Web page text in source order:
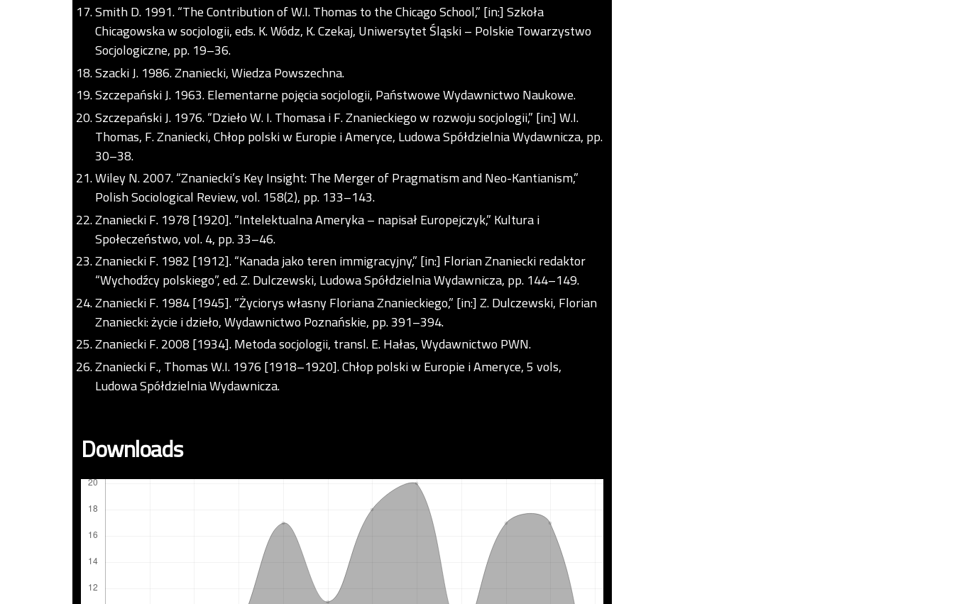
Smith D. 1991. “The Contribution of W.I. Thomas to the Chicago School,” [in:] Szkoła
Chicagowska w socjologii, eds. K. Wódz, K. Czekaj, Uniwersytet Śląski – Polskie Towarzystwo
Socjologiczne, pp. 19–36.
Szacki J. 1986. Znaniecki, Wiedza Powszechna.
Szczepański J. 1963. Elementarne pojęcia socjologii, Państwowe Wydawnictwo Naukowe.
Szczepański J. 1976. “Dzieło W. I. Thomasa i F. Znanieckiego w rozwoju socjologii,” [in:] W.I.
Thomas, F. Znaniecki, Chłop polski w Europie i Ameryce, Ludowa Spółdzielnia Wydawnicza, pp.
30–38.
Wiley N. 2007. “Znaniecki’s Key Insight: The Merger of Pragmatism and Neo-Kantianism,”
Polish Sociological Review, vol. 158(2), pp. 133–143.
Znaniecki F. 1978 [1920]. “Intelektualna Ameryka – napisał Europejczyk,” Kultura i
Społeczeństwo, vol. 4, pp. 33–46.
Znaniecki F. 1982 [1912]. “Kanada jako teren immigracyjny,” [in:] Florian Znaniecki redaktor
“Wychodźcy polskiego”, ed. Z. Dulczewski, Ludowa Spółdzielnia Wydawnicza, pp. 144–149.
Znaniecki F. 1984 [1945]. “Życiorys własny Floriana Znanieckiego,” [in:] Z. Dulczewski, Florian
Znaniecki: życie i dzieło, Wydawnictwo Poznańskie, pp. 391–394.
Znaniecki F. 2008 [1934]. Metoda socjologii, transl. E. Hałas, Wydawnictwo PWN.
Znaniecki F., Thomas W.I. 1976 [1918–1920]. Chłop polski w Europie i Ameryce, 5 vols,
Ludowa Spółdzielnia Wydawnicza.
Downloads